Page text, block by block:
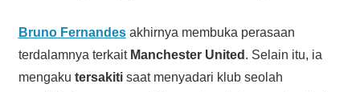
Bruno Fernandesakhirnya membuka perasaan
terdalamnya terkait Manchester United . Selain itu, ia
mengaku tersakitisaat menyadari klub seolah